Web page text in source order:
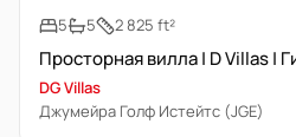
5
5 2 825 ft²
DG Villas
Джумейра Голф Истейтс (JGE)